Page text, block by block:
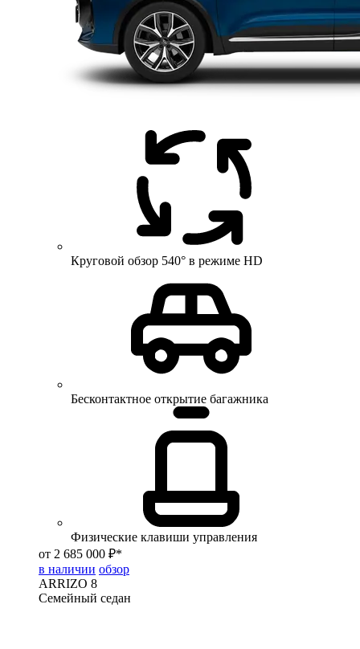
Круговой обзор 540° в режиме HD
Бесконтактное открытие багажника
Физические клавиши управления
от 2 685 000 ₽*
в наличии обзор
ARRIZO 8
Семейный седан